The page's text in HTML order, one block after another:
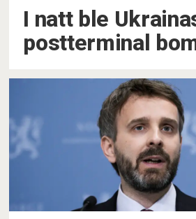
I natt ble
postterminal